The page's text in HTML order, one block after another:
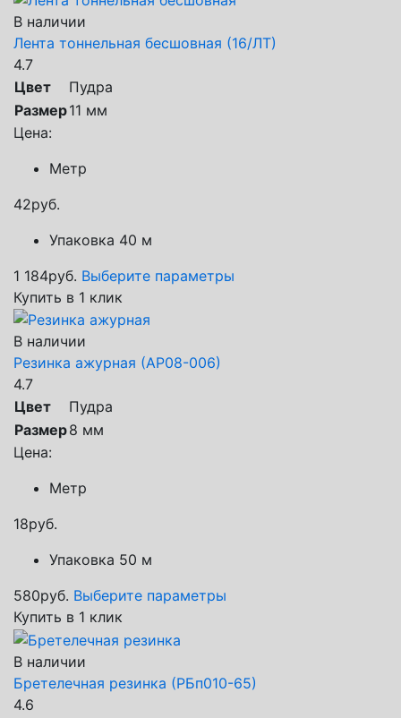
В наличии
Лента тоннельная бесшовная (16/ЛТ)
4.7
Цвет
Пудра
Размер11 мм
Цена:
Метр
42руб.
Упаковка 40 м
1 184руб. Выберите параметры
Купить в 1 клик
В наличии
Резинка ажурная (АР08-006)
4.7
Цвет
Пудра
Размер8 мм
Цена:
Метр
18руб.
Упаковка 50 м
580руб. Выберите параметры
Купить в 1 клик
В наличии
Бретелечная резинка (РБп010-65)
4.6